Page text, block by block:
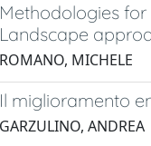
Methodologies
Landscape
ROMANO, MICHELE
Il miglioramento
GARZULINO, ANDREA